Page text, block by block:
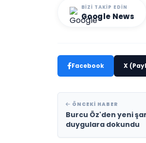
BIZI TAKIP EDIN
Google News
Facebook X
ÖNCEKI HABER
Burcu Öz'den yeni
duygulara dokundu